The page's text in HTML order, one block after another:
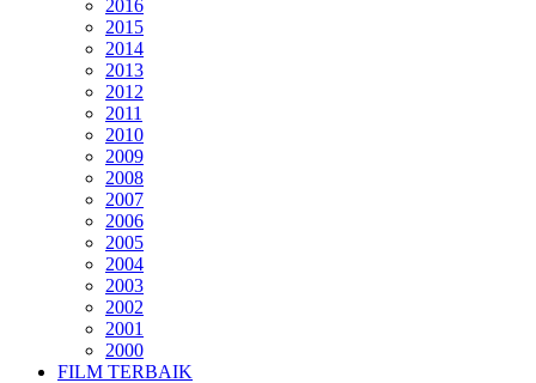
2016
2015
2014
2013
2012
2011
2010
2009
2008
2007
2006
2005
2004
2003
2002
2001
2000
FILM TERBAIK